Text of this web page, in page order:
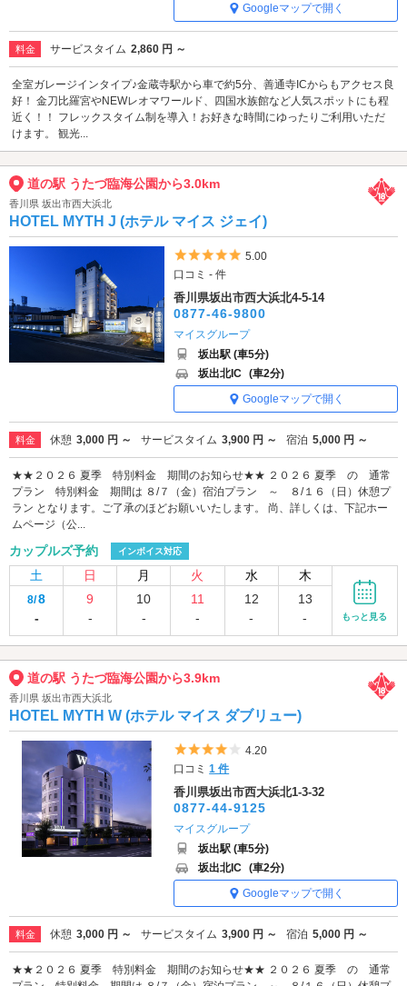
Googleマップで開く
料金 サービスタイム 2,860 円 ～
全室ガレージインタイプ♪金蔵寺駅から車で約5分、善通寺ICからもアクセス良
好！ 金刀比羅宮やNEWレオマワールド、四国水族館など人気スポットにも程
近く！！ フレックスタイム制を導入！お好きな時間にゆったりご利用いただ
けます。 観光...
道の駅 うたづ臨海公園から3.0km
香川県 坂出市西大浜北
HOTEL MYTH J (ホテル マイス ジェイ)
5つ星のうち5
5.00
口コミ - 件
香川県坂出市西大浜北4-5-14
0877-46-9800
マイスグループ
坂出駅 (車5分)
坂出北IC (車2分)
Googleマップで開く
料金 休憩 3,000 円 ～ サービスタイム 3,900 円 ～ 宿泊 5,000 円 ～
★★２０２６ 夏季 特別料金 期間のお知らせ★★ ２０２６ 夏季 の 通常
プラン 特別料金 期間は ８/７（金）宿泊プラン ～ ８/１６（日）休憩プ
ラン となります。ご了承のほどお願いいたします。 尚、詳しくは、下記ホー
ムページ（公...
カップルズ予約 インボイス対応
土 日 月 火 水 木
8/8
-
9
-
10
-
11
-
12
-
13
-
もっと見る
道の駅 うたづ臨海公園から3.9km
香川県 坂出市西大浜北
HOTEL MYTH W (ホテル マイス ダブリュー)
5つ星のうち4
4.20
口コミ1 件
香川県坂出市西大浜北1-3-32
0877-44-9125
マイスグループ
坂出駅 (車5分)
坂出北IC (車2分)
Googleマップで開く
料金 休憩 3,000 円 ～ サービスタイム 3,900 円 ～ 宿泊 5,000 円 ～
★★２０２６ 夏季 特別料金 期間のお知らせ★★ ２０２６ 夏季 の 通常